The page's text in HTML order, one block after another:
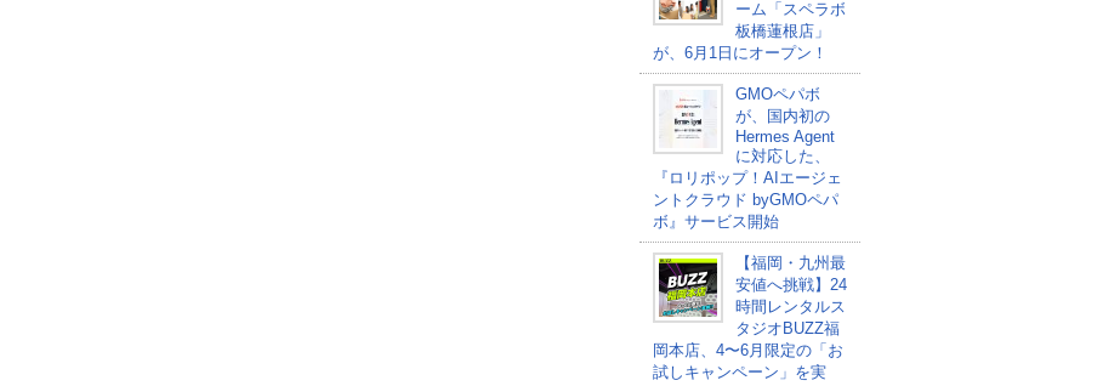
ーム「スペラボ
板橋蓮根店」
が、6月1日にオープン！
GMOペパボ
が、国内初の
Hermes Agent
に対応した、
『ロリポップ！AIエージェ
ントクラウド byGMOペパ
ボ』サービス開始
【福岡・九州最
安値へ挑戦】24
時間レンタルス
タジオBUZZ福
岡本店、4〜6月限定の「お
試しキャンペーン」を実